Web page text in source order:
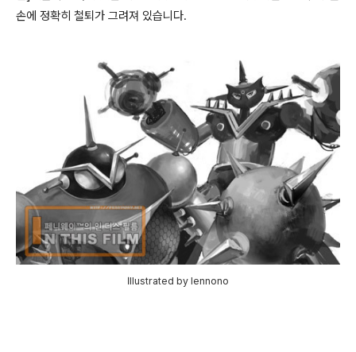
손에 정확히 철퇴가 그려져 있습니다.
Illustrated by lennono